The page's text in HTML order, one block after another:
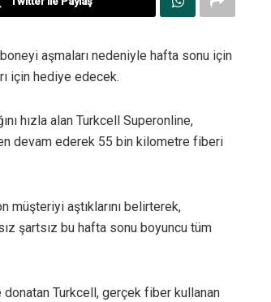
aşmaları nedeniyle hafta sonu için
için hediye edecek.
hızla alan Turkcell Superonline,
devam ederek 55 bin kilometre fiberi
müşteriyi aştıklarını belirterek,
şartsız bu hafta sonu boyuncu tüm
donatan Turkcell, gerçek fiber kullanan